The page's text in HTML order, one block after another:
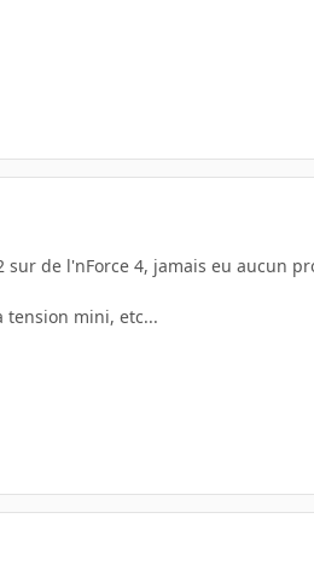
sur de l'nForce 4, jamais eu aucun
mini, etc...